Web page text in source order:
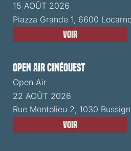
15 AOÛT 2026
Piazza Grande 1, 6600
Voir
Open Air CinéOuest
Open Air
22 AOÛT 2026
Rue Montolieu 2, 1030
Voir